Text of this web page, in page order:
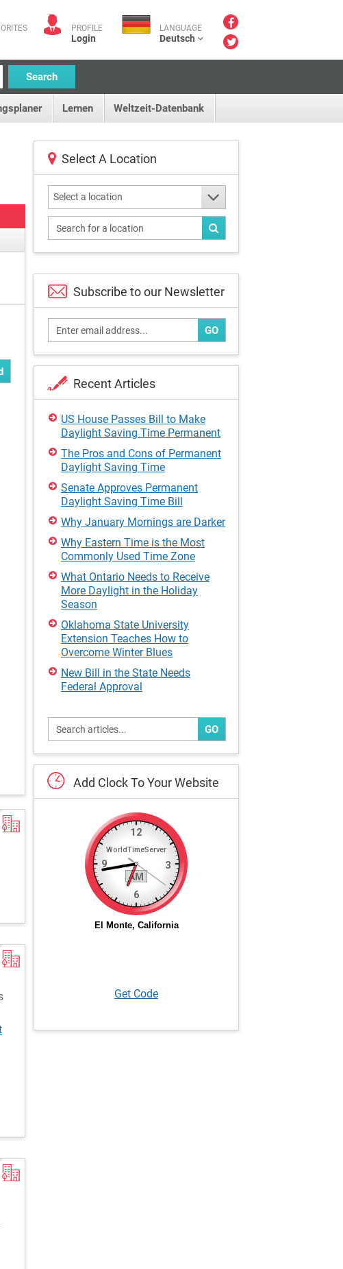
PROFILE
Login
LANGUAGE
Deutsch
Search
Lernen Weltzeit-Datenbank
Select A Location
Select a location
Subscribe to our Newsletter
GO
Recent Articles
US House Passes Bill to Make
Daylight Saving Time Permanent
The Pros and Cons of Permanent
Daylight Saving Time
Senate Approves Permanent
Daylight Saving Time Bill
Why January Mornings are Darker
Why Eastern Time is the Most
Commonly Used Time Zone
What Ontario Needs to Receive
More Daylight in the Holiday
Season
Oklahoma State University
Extension Teaches How to
Overcome Winter Blues
New Bill in the State Needs
Federal Approval
GO
Add ClockToYourWebsite
Get Code